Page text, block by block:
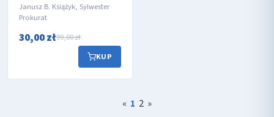
Janusz B. Książyk, Sylwester
Prokurat
30,00 zł99,00 zł
KUP
« 1 2 »